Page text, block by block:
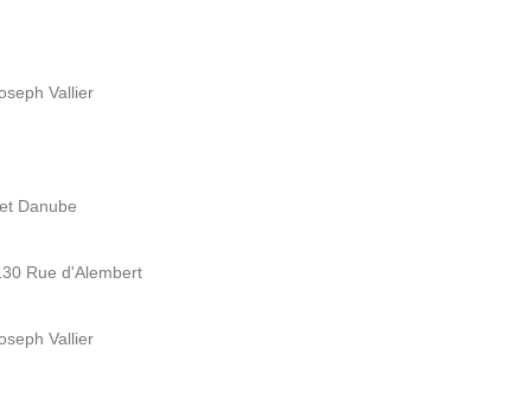
Vallier
Danube
Rue d'Alembert
Vallier